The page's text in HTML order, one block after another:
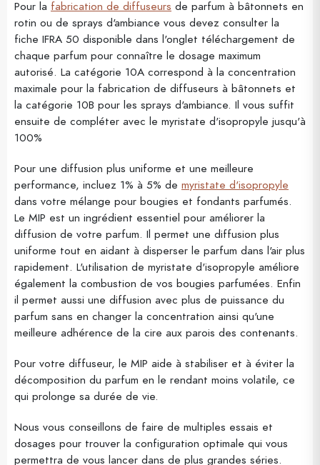
Pour la fabrication de diffuseurs de parfum à bâtonnets en
rotin ou de sprays d'ambiance vous devez consulter la
fiche IFRA 50 disponible dans l'onglet téléchargement de
chaque parfum pour connaître le dosage maximum
autorisé. La catégorie 10A correspond à la concentration
maximale pour la fabrication de diffuseurs à bâtonnets et
la catégorie 10B pour les sprays d'ambiance. Il vous suffit
ensuite de compléter avec le myristate d'isopropyle jusqu'à
100%
Pour une diffusion plus uniforme et une meilleure
performance, incluez 1% à 5% de myristate d'isopropyle
dans votre mélange pour bougies et fondants parfumés.
Le MIP est un ingrédient essentiel pour améliorer la
diffusion de votre parfum. Il permet une diffusion plus
uniforme tout en aidant à disperser le parfum dans l'air plus
rapidement. L'utilisation de myristate d'isopropyle améliore
également la combustion de vos bougies parfumées. Enfin
il permet aussi une diffusion avec plus de puissance du
parfum sans en changer la concentration ainsi qu'une
meilleure adhérence de la cire aux parois des contenants.
Pour votre diffuseur, le MIP aide à stabiliser et à éviter la
décomposition du parfum en le rendant moins volatile, ce
qui prolonge sa durée de vie.
Nous vous conseillons de faire de multiples essais et
dosages pour trouver la configuration optimale qui vous
permettra de vous lancer dans de plus grandes séries.